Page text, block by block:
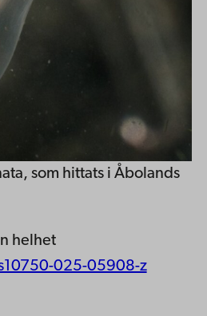
som hittats i Åbolands
helhet
025-05908-z